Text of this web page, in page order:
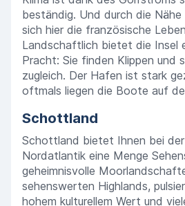
beständig. Und durch die
sich hier die französische
Landschaftlich bietet die Insel
Pracht: Sie finden Klippen und
zugleich. Der Hafen ist stark
oftmals liegen die Boote auf
Schottland
Schottland bietet Ihnen bei
Nordatlantik eine Menge
geheimnisvolle
sehenswerten Highlands,
hohem kulturellem Wert und